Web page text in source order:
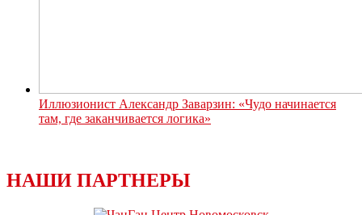
Иллюзионист Александр Заварзин: «Чудо начинается
там, где заканчивается логика»
НАШИ ПАРТНЕРЫ